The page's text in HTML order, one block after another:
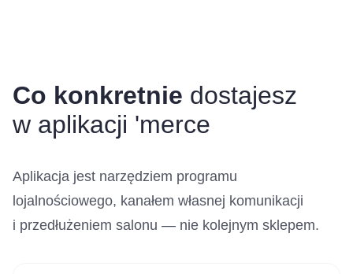
Co konkretnie dostajesz
w aplikacji 'merce
Aplikacja jest narzędziem programu
lojalnościowego, kanałem własnej komunikacji
i przedłużeniem salonu — nie kolejnym sklepem.